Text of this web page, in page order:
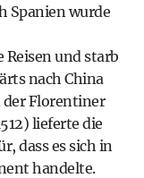
Spanien wurde
und starb
nach China
der Florentiner
lieferte die
dass es sich in
handelte.